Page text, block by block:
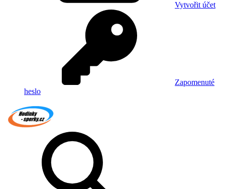
Vytvořit účet
Zapomenuté
heslo